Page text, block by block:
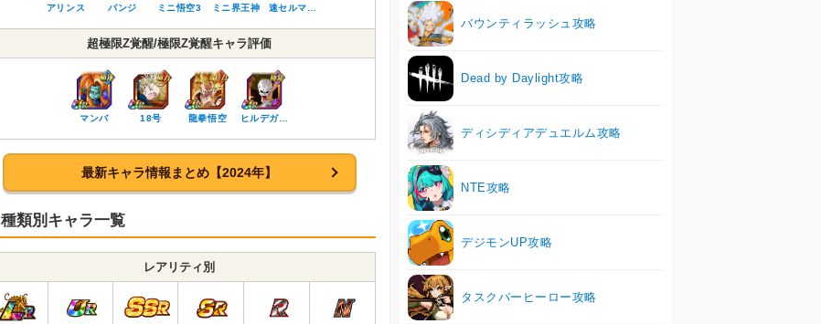
アリンス パンジ ミニ悟空3 ミニ界王神 速セルマ…
超極限Z覚醒/極限Z覚醒キャラ評価
マンバ 18号 龍拳悟空 ヒルデガ…
最新キャラ情報まとめ【2024年】
種類別キャラ一覧
レアリティ別
バウンティラッシュ攻略
Dead by Daylight攻略
ディシディアデュエルム攻略
NTE攻略
デジモンUP攻略
タスクバーヒーロー攻略